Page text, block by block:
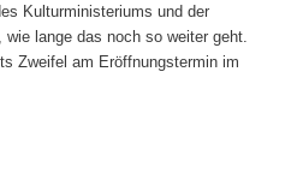
Kulturministeriums und der
lange das noch so weiter geht.
Zweifel am Eröffnungstermin im